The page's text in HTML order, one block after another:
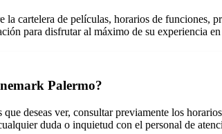
cartelera de películas, horarios de funciones,
para disfrutar al máximo de su experiencia
Palermo?
deseas ver, consultar previamente los
duda o inquietud con el personal de